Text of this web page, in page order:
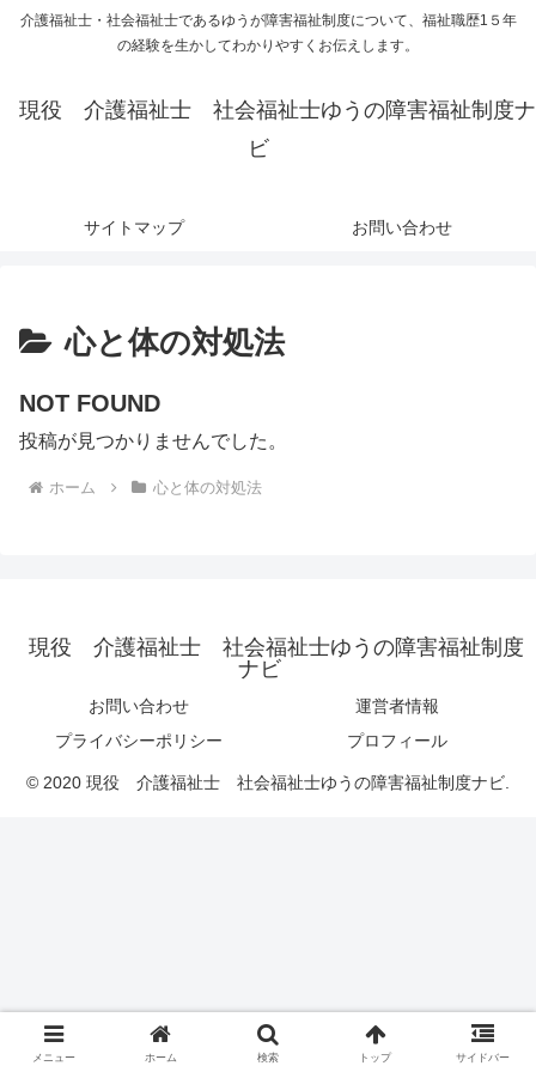
介護福祉士・社会福祉士であるゆうが障害福祉制度について、福祉職歴1５年
の経験を生かしてわかりやすくお伝えします。
現役 介護福祉士 社会福祉士ゆうの障害福祉制度ナ
ビ
サイトマップ お問い合わせ
心と体の対処法
NOT FOUND
投稿が見つかりませんでした。
ホーム 心と体の対処法
現役 介護福祉士 社会福祉士ゆうの障害福祉制度
ナビ
お問い合わせ
運営者情報
プライバシーポリシー
プロフィール
© 2020 現役 介護福祉士 社会福祉士ゆうの障害福祉制度ナビ.
メニュー ホーム 検索 トップ サイドバー